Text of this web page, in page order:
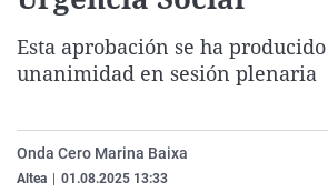
Esta aprobación se ha
unanimidad en sesión plenaria
Onda Cero Marina Baixa
Altea 01.08.2025 13:33